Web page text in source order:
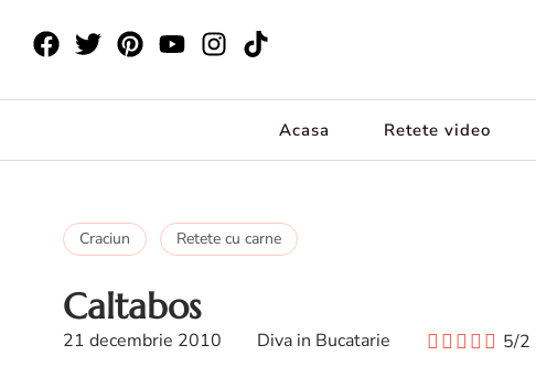
Acasa Retete video
Craciun Retete cu carne
Caltabos
21 decembrie 2010 Diva in Bucatarie 5/2